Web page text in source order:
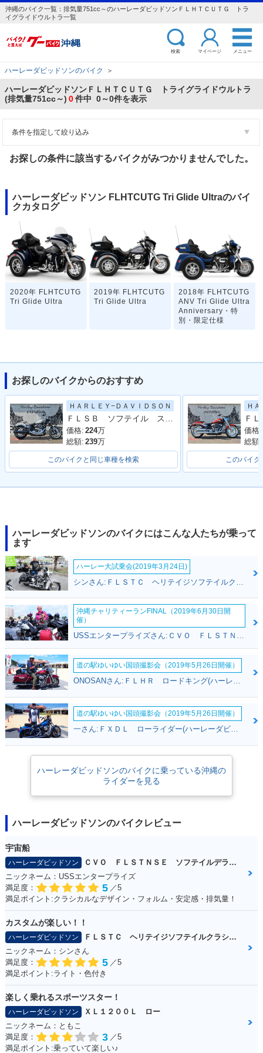
沖縄のバイク一覧：排気量751cc～のハーレーダビッドソンＦＬＨＴＣＵＴＧ トラ
イグライドウルトラ一覧
検索 マイページ メニュー
ハーレーダビッドソンのバイク ＞
ハーレーダビッドソンＦＬＨＴＣＵＴＧ トライグライドウルトラ
(排気量751cc～) 0件中 0～0件を表示
条件を指定して絞り込み
お探しの条件に該当するバイクがみつかりませんでした。
ハーレーダビッドソン FLHTCUTG Tri Glide Ultraのバイ
クカタログ
2020年 FLHTCUTG
Tri Glide Ultra
2019年 FLHTCUTG
Tri Glide Ultra
2018年 FLHTCUTG
ANV Tri Glide Ultra
Anniversary・特
別・限定仕様
2018年 FLHTCUTG
Tri Glide Ultra
2017年 FLHTCUTG
Tri Glide Ultra・フ
ルモデルチェンジ
2016年 FLHTCUTG
Tri Glide Ultra・カ
ラーチェンジ
Tri Glide Ultra・カ
ラーチェンジ
Tri Glide Ultra・新
登場
お探しのバイクからのおすすめ
ＨＡＲＬＥＹ−ＤＡＶＩＤＳＯＮ
ＦＬＳＢ ソフテイル スポーツグライド
価格: 224万
総額: 239万
このバイクと同じ車種を検索
Ｈ
価格:
総額:
このバイク
ハーレーダビッドソンのバイクにはこんな人たちが乗って
ます
ハーレー大試乗会(2019年3月24日)
沖縄チャリティーランFINAL（2019年6月30日開
催）
USSエンタープライズさん:ＣＶＯ ＦＬＳＴＮＳＥ ソフテイルデラックス(ハーレーダビッドソン)
道の駅ゆいゆい国頭撮影会（2019年5月26日開催）
ONOSANさん:ＦＬＨＲ ロードキング(ハーレーダビッドソン)
道の駅ゆいゆい国頭撮影会（2019年5月26日開催）
一さん:ＦＸＤＬ ローライダー(ハーレーダビッドソン)
ハーレーダビッドソンのバイクに乗っている沖縄の
ライダーを見る
ハーレーダビッドソンのバイクレビュー
宇宙船
ハーレーダビッドソン
ＣＶＯ ＦＬＳＴＮＳＥ ソフテイルデラックス
ニックネーム：USSエンタープライズ
満足度：
5 ／5
満足ポイント:クラシカルなデザイン・フォルム・安定感・排気量！
カスタムが楽しい！！
ハーレーダビッドソン
ＦＬＳＴＣ ヘリテイジソフテイルクラシック
ニックネーム：シンさん
満足度：
5 ／5
満足ポイント:ライト・色付き
楽しく乗れるスポーツスター！
ハーレーダビッドソン
ＸＬ１２００Ｌ ロー
ニックネーム：ともこ
満足度：
3 ／5
満足ポイント:乗っていて楽しい♪